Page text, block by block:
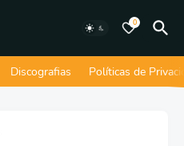
0
Discografias Políticas de